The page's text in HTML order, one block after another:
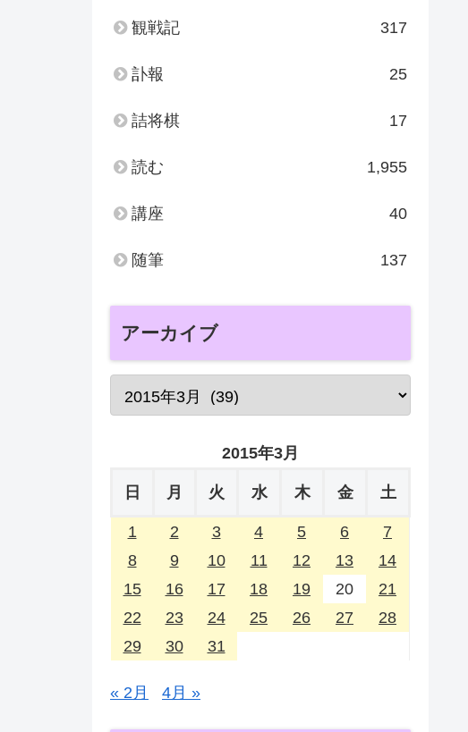
観戦記 317
訃報 25
詰将棋 17
読む 1,955
講座 40
随筆 137
アーカイブ
2015年3月
日 月 火 水 木 金 土
1 2 3 4 5 6
7
8
9 10 11 12 13
14
15
16 17 18 19 20
21
22
23 24 25 26 27
28
29
30 31
« 2月 4月 »